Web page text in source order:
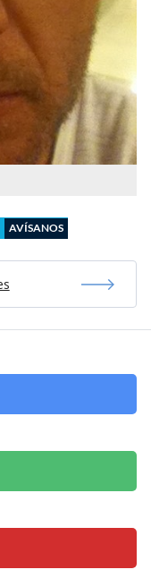
AVÍSANOS